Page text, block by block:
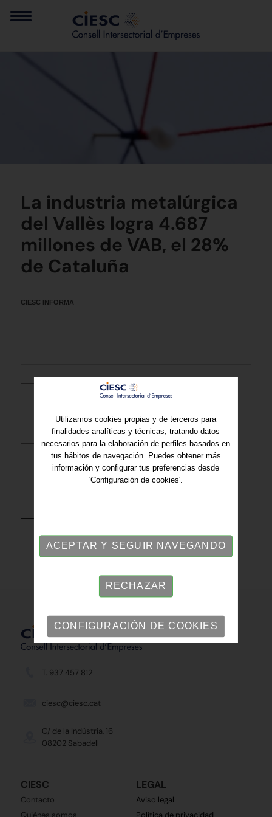
La industria metalúrgica
del Vallès logra 4.687
millones de VAB, el 28%
de Cataluña
CIESC INFORMA
T. 937 457 812
ciesc@ciesc.cat
C/ de la Indústria, 16
08202 Sabadell
CIESC
Contacto
Quiénes somos
LEGAL
Aviso legal
Política de privacidad
Utilizamos cookies propias y de terceros para
finalidades analíticas y técnicas, tratando datos
necesarios para la elaboración de perfiles basados en
tus hábitos de navegación. Puedes obtener más
información y configurar tus preferencias desde
'Configuración de cookies'.
ACEPTAR Y SEGUIR NAVEGANDO
RECHAZAR
CONFIGURACIÓN DE COOKIES